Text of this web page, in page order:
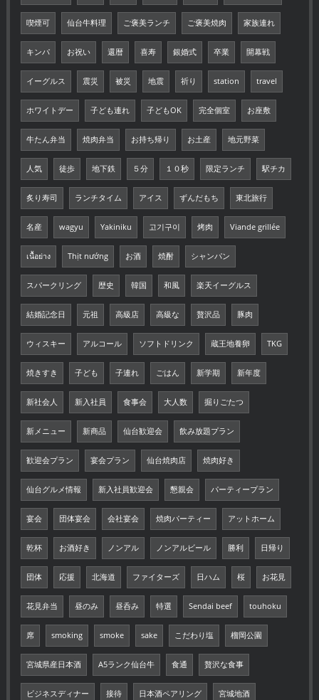
喫煙可 仙台牛料理 ご褒美ランチ ご褒美焼肉 家族連れ
キンパ お祝い 還暦 喜寿 銀婚式 卒業 開幕戦
イーグルス 震災 被災 地震 祈り station travel
ホワイトデー 子ども連れ 子どもOK 完全個室 お座敷
牛たん弁当 焼肉弁当 お持ち帰り お土産 地元野菜
人気 徒歩 地下鉄 ５分 １０秒 限定ランチ 駅チカ
炙り寿司 ランチタイム アイス ずんだもち 東北旅行
名産 wagyu Yakiniku 고기구이 烤肉 Viande grillée
เนื้อย่าง Thịt nướng お酒 焼酎 シャンパン
スパークリング 歴史 韓国 和風 楽天イーグルス
結婚記念日 元祖 高級店 高級な 贅沢品 豚肉
ウィスキー アルコール ソフトドリンク 蔵王地養卵 TKG
焼きすき 子ども 子連れ ごはん 新学期 新年度
新社会人 新入社員 食事会 大人数 掘りごたつ
新メニュー 新商品 仙台歓迎会 飲み放題プラン
歓迎会プラン 宴会プラン 仙台焼肉店 焼肉好き
仙台グルメ情報 新入社員歓迎会 懇親会 パーティープラン
宴会 団体宴会 会社宴会 焼肉パーティー アットホーム
乾杯 お酒好き ノンアル ノンアルビール 勝利 日帰り
団体 応援 北海道 ファイターズ 日ハム 桜 お花見
花見弁当 昼のみ 昼呑み 特選 Sendai beef touhoku
席 smoking smoke sake こだわり塩 榴岡公園
宮城県産日本酒 A5ランク仙台牛 食通 贅沢な食事
ビジネスディナー 接待 日本酒ペアリング 宮城地酒